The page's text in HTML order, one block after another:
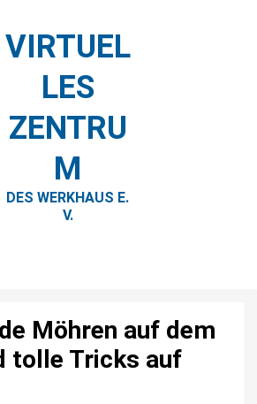
VIRTUEL
LES
ZENTRU
M
DES WERKHAUS E.
V.
Möhren auf dem
tolle Tricks auf